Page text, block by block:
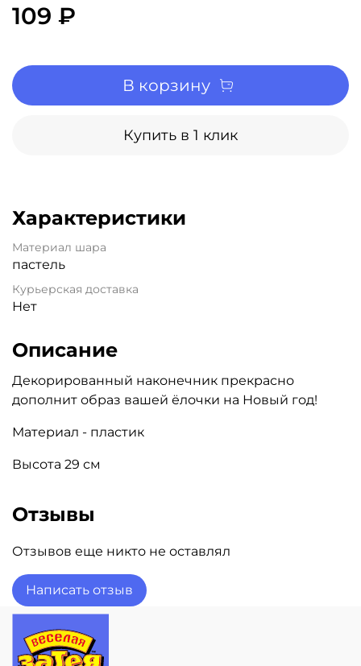
109 ₽
В корзину
Купить в 1 клик
Характеристики
Материал шара
пастель
Курьерская доставка
Нет
Описание
Декорированный наконечник прекрасно
дополнит образ вашей ёлочки на Новый год!
Материал - пластик
Высота 29 см
Отзывы
Отзывов еще никто не оставлял
Написать отзыв